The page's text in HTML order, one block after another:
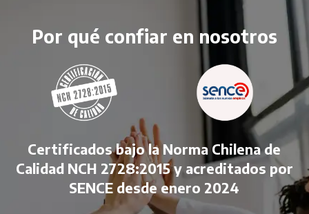
Por qué confiar en nosotros
Certificados bajo la Norma Chilena de
Calidad NCH 2728:2015 y acreditados por
SENCE desde enero 2024